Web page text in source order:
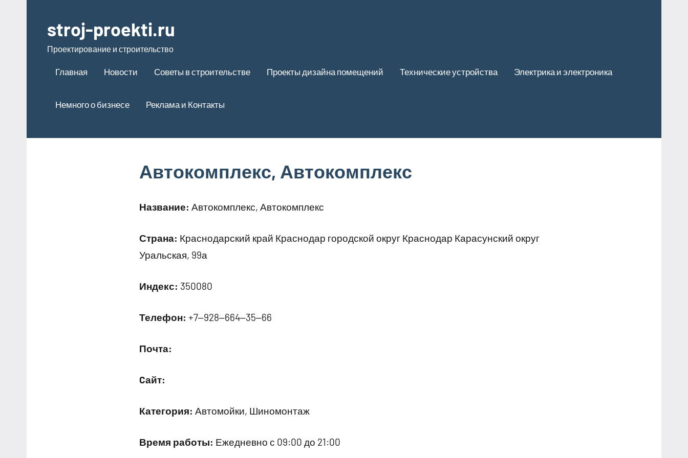
содержимому
stroj-proekti.ru
Проектирование и строительство
Главная Новости Советы в строительстве Проекты дизайна помещений Технические устройства Электрика и электроника
Немного о бизнесе Реклама и Контакты
Автокомплекс, Автокомплекс
Название: Автокомплекс, Автокомплекс
Страна: Краснодарский край Краснодар городской округ Краснодар Карасунский округ
Уральская, 99а
Индекс: 350080
Телефон: +7‒928‒664‒35‒66
Почта:
Cайт:
Категория: Автомойки, Шиномонтаж
Время работы: Ежедневно с 09:00 до 21:00